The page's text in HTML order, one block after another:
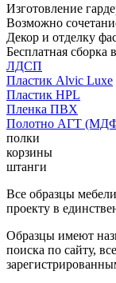
Изготовление
Возможно
Декор и отделку
Бесплатная сборка
ЛДСП
Пластик Alvic Luxe
Пластик HPL
Пленка ПВХ
Полотно АГТ
полки
корзины
штанги
Все образцы
проекту в
Образцы имеют
поиска по сайту,